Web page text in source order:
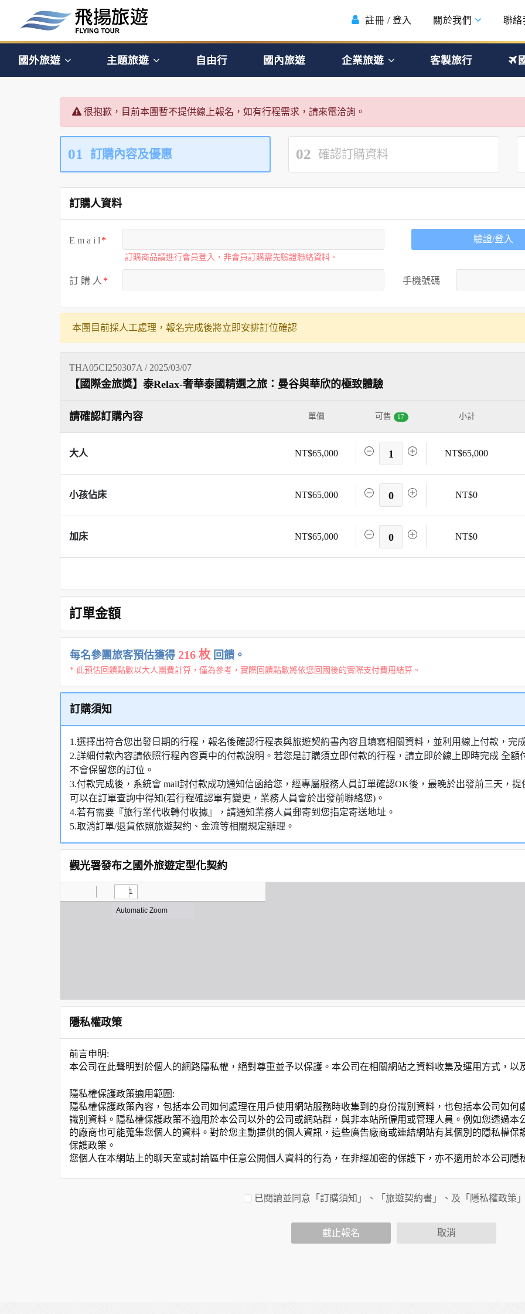
註冊 / 登入 關於我們 聯絡
國外旅遊 主題旅遊 自由行 國內旅遊 企業旅遊 客製旅行
很抱歉，目前本團暫不提供線上報名，如有行程需求，請來電洽詢。
01 訂購內容及優惠 02 確認訂購資料
訂購人資料
E m a i l
訂購商品請進行會員登入，非會員訂購需先驗證聯絡資料。
驗證/登入
訂 購 人 手機號碼
本團目前採人工處理，報名完成後將立即安排訂位確認
THA05CI250307A / 2025/03/07
【國際金旅獎】泰Relax-奢華泰國精選之旅：曼谷與華欣的極致體驗
請確認訂購內容 單價 可售 17 小計
大人 NT$65,000 1 NT$65,000
小孩佔床 NT$65,000 0 NT$0
加床 NT$65,000 0 NT$0
訂單金額
每名參團旅客預估獲得 216 枚 回饋。
* 此預估回饋點數以大人團費計算，僅為參考，實際回饋點數將依您回國後的實際支付費用結算。
訂購須知
1.選擇出符合您出發日期的行程，報名後確認行程表與旅遊契約書內容且填寫相關資料，並利用線上付款，完
2.詳細付款內容請依照行程內容頁中的付款說明。若您是訂購須立即付款的行程，請立即於線上即時完成 全
不會保留您的訂位。
3.付款完成後，系統會 mail封付款成功通知信函給您，經專屬服務人員訂單確認OK後，最晚於出發前三天，
可以在訂單查詢中得知(若行程確認單有變更，業務人員會於出發前聯絡您)。
4.若有需要『旅行業代收轉付收據』，請通知業務人員郵寄到您指定寄送地址。
5.取消訂單/退貨依照旅遊契約、金流等相關規定辦理。
觀光署發布之國外旅遊定型化契約
隱私權政策
前言申明:
本公司在此聲明對於個人的網路隱私權，絕對尊重並予以保護。本公司在相關網站之資料收集及運用方式，以
隱私權保護政策適用範圍:
隱私權保護政策內容，包括本公司如何處理在用戶使用網站服務時收集到的身份識別資料，也包括本公司如
識別資料。隱私權保護政策不適用於本公司以外的公司或網站群，與非本站所僱用或管理人員。例如您透過
的廠商也可能蒐集您個人的資料。對於您主動提供的個人資訊，這些廣告廠商或連結網站有其個別的隱私權
保護政策。
您個人在本網站上的聊天室或討論區中任意公開個人資料的行為，在非經加密的保護下，亦不適用於本公司隱
為了在本網站提供您最佳的互動性服務，可能會請您提供相關個人的資料，其範圍如下：
於一般瀏覽時，伺服器會自行記錄相關行徑，包括您使用連線設備的 IP 位址、使用時間、使用的瀏覽器、瀏
已閱讀並同意「訂購須知」、「旅遊契約書」、及「隱私權政策
截止報名 取消